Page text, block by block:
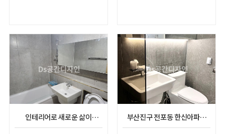
인테리어로 새로운 삶이
시작되었다 사직 그린코아
부산진구 전포동 한신아파트
인테리어 시공(45평)